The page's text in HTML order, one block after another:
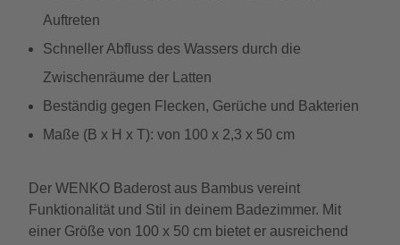
Auftreten
Schneller Abfluss des Wassers durch die
Zwischenräume der Latten
Beständig gegen Flecken, Gerüche und Bakterien
Maße (B x H x T): von 100 x 2,3 x 50 cm
Der WENKO Baderost aus Bambus vereint
Funktionalität und Stil in deinem Badezimmer. Mit
einer Größe von 100 x 50 cm bietet er ausreichend